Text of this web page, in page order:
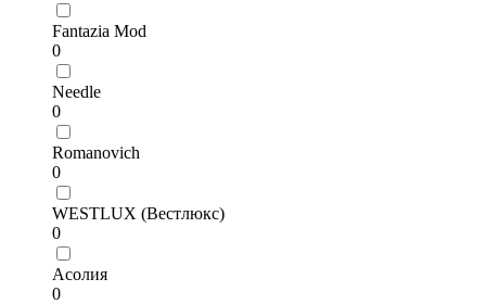
Fantazia Mod
0
Needle
0
Romanovich
0
WESTLUX (Вестлюкс)
0
Асолия
0